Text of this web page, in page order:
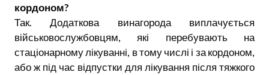
кордоном?
Так. Додаткова винагорода виплачується
військовослужбовцям, які перебувають на
стаціонарному лікуванні, в тому числі і за кордоном,
або ж під час відпустки для лікування після тяжкого